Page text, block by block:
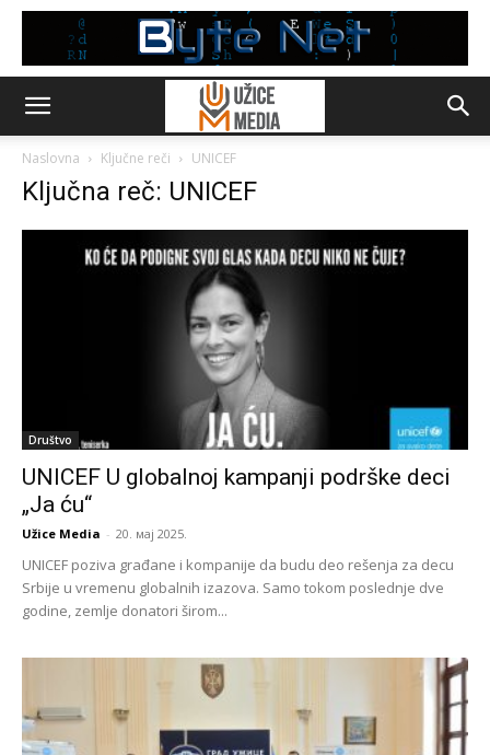
Naslovna Ključne reči UNICEF
Ključna reč: UNICEF
Društvo
UNICEF U globalnoj kampanji podrške deci
„Ja ću“
Užice Media - 20. мај 2025.
UNICEF poziva građane i kompanije da budu deo rešenja za decu
Srbije u vremenu globalnih izazova. Samo tokom poslednje dve
godine, zemlje donatori širom...